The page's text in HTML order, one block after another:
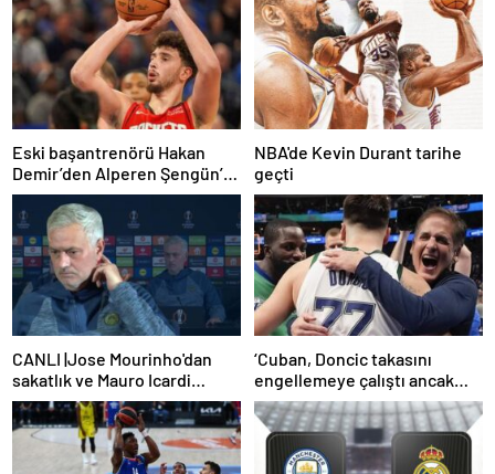
Eski başantrenörü Hakan
Demir’den Alperen Şengün’e
övgü
NBA'de Kevin Durant tarihe
geçti
CANLI |Jose Mourinho'dan
sakatlık ve Mauro Icardi
yanıtı! 'Kimse dokunamaz!'
‘Cuban, Doncic takasını
engellemeye çalıştı ancak
geç kaldı’ iddiası! NBA
Haberleri